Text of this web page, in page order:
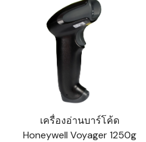
เครื่องอ่านบาร์โค้ด
Honeywell Voyager 1250g